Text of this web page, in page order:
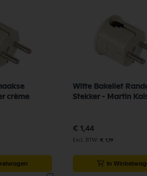
crème
Witte Bakeliet
Stekker - Martin
€ 1,44
€ 1,19
In